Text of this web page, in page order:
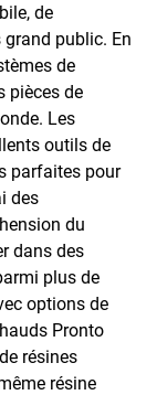
de
public. En
de
pièces de
Les
outils de
parfaites pour
des
du
dans des
plus de
options de
Pronto
résines
résine